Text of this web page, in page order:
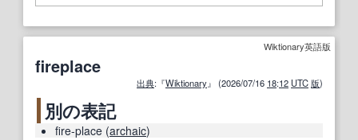
Wiktionary英語版
fireplace
出典:『Wiktionary』 (2026/07/16 18:12 UTC 版)
別の表記
fire-place (archaic)